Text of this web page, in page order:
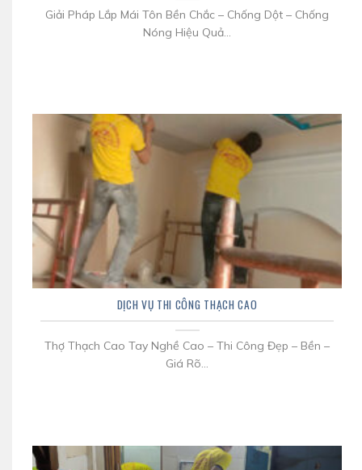
Giải Pháp Lắp Mái Tôn Bền Chắc – Chống Dột – Chống
Nóng Hiệu Quả...
DỊCH VỤ THI CÔNG THẠCH CAO
Thợ Thạch Cao Tay Nghề Cao – Thi Công Đẹp – Bền –
Giá Rõ...